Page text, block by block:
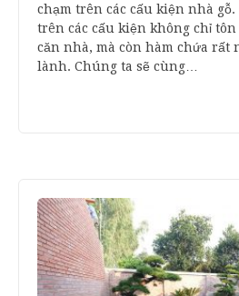
chạm trên các cấu kiện nhà gỗ.
trên các cấu kiện không chỉ tôn
căn nhà, mà còn hàm chứa rất
lành. Chúng ta sẽ cùng…